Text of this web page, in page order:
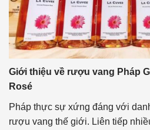
Giới thiệu về rượu vang Pháp
Rosé
Pháp thực sự xứng đáng với
rượu vang thế giới. Liên tiếp